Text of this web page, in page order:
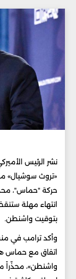
نشر الرئيس
«تروث سوشيال»
حركة "حماس"،
انتهاء مهلة
بتوقيت واشنطن.
وأكد ترامب في
واشنطن»،